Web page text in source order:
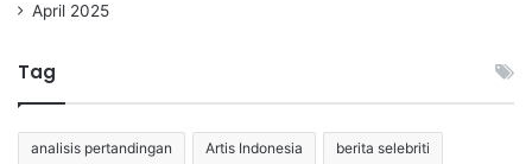
April 2025
Tag
analisis pertandingan Artis Indonesia berita selebriti